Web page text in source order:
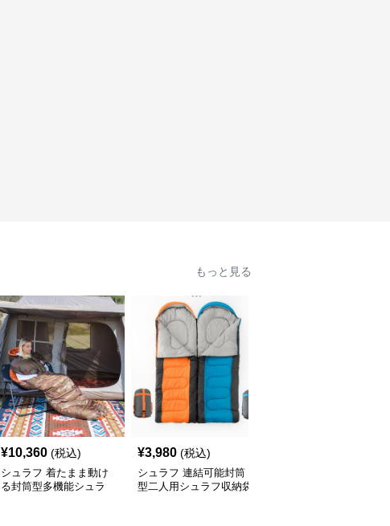
もっと見る
¥10,360 (税込)
シュラフ 着たまま動け
る封筒型多機能シュラ
¥3,980 (税込)
シュラフ 連結可能封筒
型二人用シュラフ収納袋